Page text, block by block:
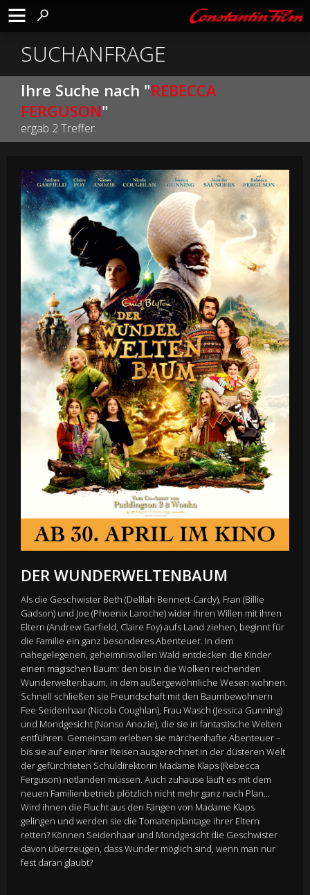
SUCHANFRAGE
Ihre Suche nach "REBECCA
FERGUSON"
ergab 2 Treffer.
DER WUNDERWELTENBAUM
Als die Geschwister Beth (Delilah Bennett-Cardy), Fran (Billie
Gadson) und Joe (Phoenix Laroche) wider ihren Willen mit ihren
Eltern (Andrew Garfield, Claire Foy) aufs Land ziehen, beginnt für
die Familie ein ganz besonderes Abenteuer. In dem
nahegelegenen, geheimnisvollen Wald entdecken die Kinder
einen magischen Baum: den bis in die Wolken reichenden
Wunderweltenbaum, in dem außergewöhnliche Wesen wohnen.
Schnell schließen sie Freundschaft mit den Baumbewohnern
Fee Seidenhaar (Nicola Coughlan), Frau Wasch (Jessica Gunning)
und Mondgesicht (Nonso Anozie), die sie in fantastische Welten
entführen. Gemeinsam erleben sie märchenhafte Abenteuer –
bis sie auf einer ihrer Reisen ausgerechnet in der düsteren Welt
der gefürchteten Schuldirektorin Madame Klaps (Rebecca
Ferguson) notlanden müssen. Auch zuhause läuft es mit dem
neuen Familienbetrieb plötzlich nicht mehr ganz nach Plan...
Wird ihnen die Flucht aus den Fängen von Madame Klaps
gelingen und werden sie die Tomatenplantage ihrer Eltern
retten? Können Seidenhaar und Mondgesicht die Geschwister
davon überzeugen, dass Wunder möglich sind, wenn man nur
fest daran glaubt?